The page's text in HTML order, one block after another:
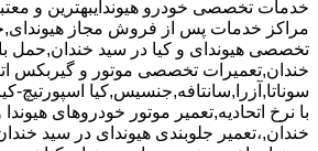
خدمات تخصصی خودرو هیوندایبهترین و
مراکز خدمات پس از فروش مجاز
تخصصی هیوندای و کیا در سید خندان,حمل
خندان,تعمیرات تخصصی موتور و گیربکس
سوناتا,آزرا,سانتافه,جنسیس,کیا اسپورتیچ-
با نرخ اتحادیه,تعمیر موتور خودروهای
خندان,،تعمیر جلوبندی هیوندای در سید